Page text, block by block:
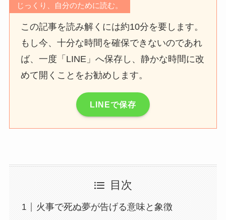
じっくり、自分のために読む。
この記事を読み解くには約10分を要します。
もし今、十分な時間を確保できないのであれ
ば、一度「LINE」へ保存し、静かな時間に改
めて開くことをお勧めします。
LINEで保存
目次
火事で死ぬ夢が告げる意味と象徴